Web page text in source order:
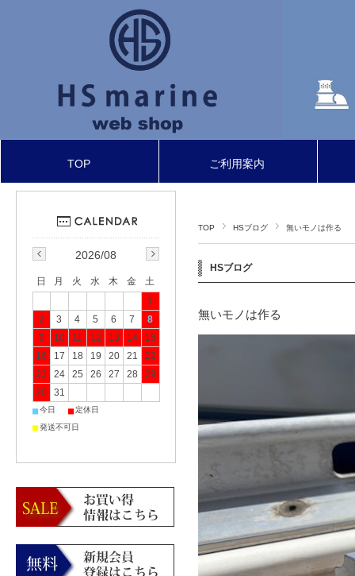
TOP ご利用案内
TOP HSブログ 無いモノは作る
HSブログ
無いモノは作る
2026/08
日 月 火 水 木 金
土
1
2
3 4 5 6 7
8
9
10 11 12 13 14
15
16
17 18 19 20 21
22
23
24 25 26 27 28
29
30
31
■今日 ■定休日
■発送不可日